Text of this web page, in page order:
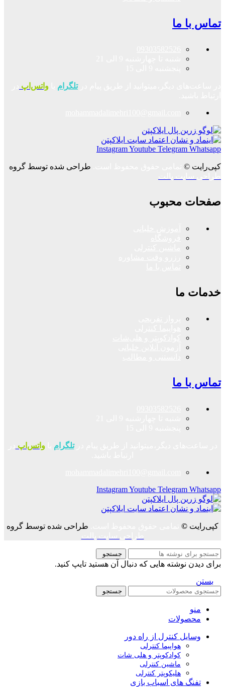
تماس با ما
در ساعت‌های دیگر،میتوانید از طریق پیام درتلگرام واتس‌اپ
InstagramYoutube Telegram Whatsapp
کپی‌رایت ©
طراحی شده توسط گروه
صفحات محبوب
خدمات ما
تماس با ما
در ساعت‌های دیگر،میتوانید از طریق پیام درتلگرام یاواتس‌اپ
InstagramYoutube Telegram Whatsapp
کپی‌رایت ©
طراحی شده توسط گروه
جستجو
برای دیدن نوشته هایی که دنبال آن هستید تایپ کنید.
بستن
جستجو
منو
محصولات
وسایل کنترل از راه دور
هواپیما کنترلی
کوادکوپتر و هلی شات
ماشین کنترلی
هلیکوپتر کنترلی
تفنگ های اسباب بازی